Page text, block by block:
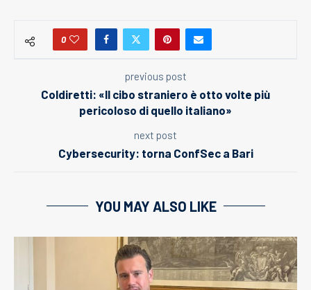
0
previous post
Coldiretti: «Il cibo straniero è otto volte più
pericoloso di quello italiano»
next post
Cybersecurity: torna ConfSec a Bari
YOU MAY ALSO LIKE